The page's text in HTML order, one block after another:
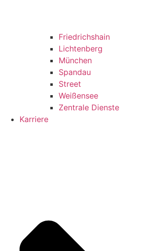
Friedrichshain
Lichtenberg
München
Spandau
Street
Weißensee
Zentrale Dienste
Karriere